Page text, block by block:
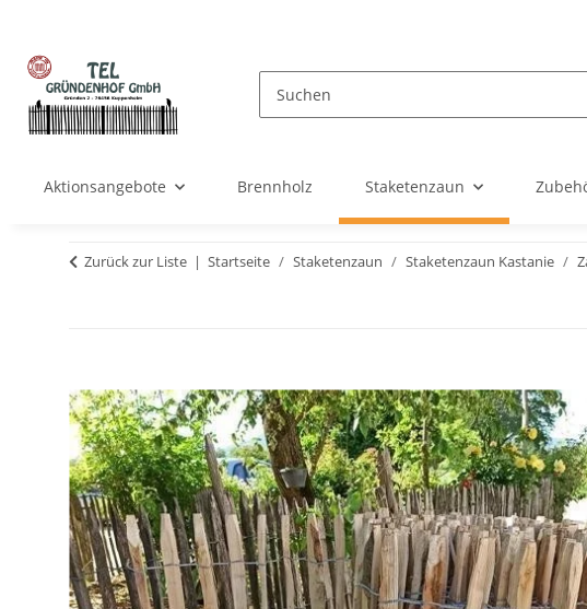
Aktionsangebote Brennholz Staketenzaun
Zurück zur Liste Startseite Staketenzaun Staketenzaun Kastanie